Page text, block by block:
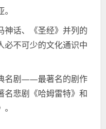
神话、《圣经》并列的
必不可少的文化通识中
名剧——最著名的剧作
名悲剧《哈姆雷特》和